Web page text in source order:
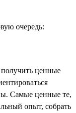
очередь:
ценные
Самые ценные те,
опыт, собрать